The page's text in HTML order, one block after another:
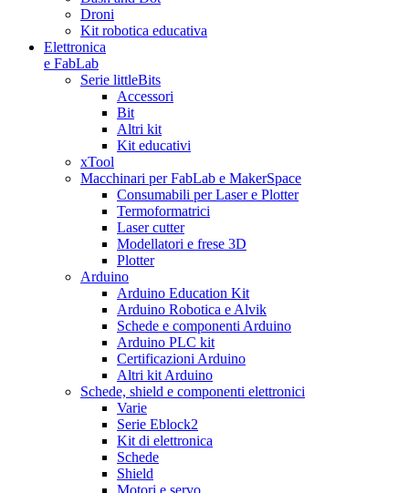
Droni
Kit robotica educativa
Elettronica
e FabLab
Serie littleBits
Accessori
Bit
Altri kit
Kit educativi
xTool
Macchinari per FabLab e MakerSpace
Consumabili per Laser e Plotter
Termoformatrici
Laser cutter
Modellatori e frese 3D
Plotter
Arduino
Arduino Education Kit
Arduino Robotica e Alvik
Schede e componenti Arduino
Arduino PLC kit
Certificazioni Arduino
Altri kit Arduino
Schede, shield e componenti elettronici
Varie
Serie Eblock2
Kit di elettronica
Schede
Shield
Motori e servo